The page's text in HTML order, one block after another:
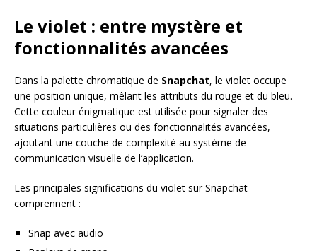
Le violet : entre mystère et
fonctionnalités avancées
Dans la palette chromatique de Snapchat, le violet occupe
une position unique, mêlant les attributs du rouge et du bleu.
Cette couleur énigmatique est utilisée pour signaler des
situations particulières ou des fonctionnalités avancées,
ajoutant une couche de complexité au système de
communication visuelle de l’application.
Les principales significations du violet sur Snapchat
comprennent :
Snap avec audio